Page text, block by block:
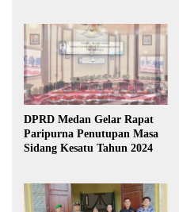
DPRD Medan Gelar Rapat
Paripurna Penutupan Masa
Sidang Kesatu Tahun 2024